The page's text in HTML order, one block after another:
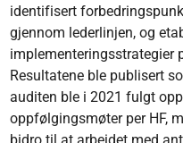
identifisert
gjennom lederlinjen, og
implementeringsstrategier
Resultatene ble publisert
auditen ble i 2021 fulgt
oppfølgingsmøter per HF,